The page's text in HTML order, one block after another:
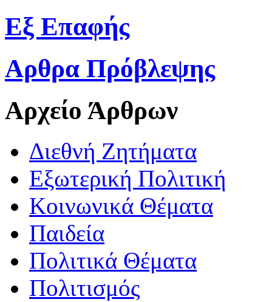
Εξ Επαφής
Αρθρα Πρόβλεψης
Αρχείο Άρθρων
Διεθνή Ζητήματα
Εξωτερική Πολιτική
Κοινωνικά Θέματα
Παιδεία
Πολιτικά Θέματα
Πολιτισμός